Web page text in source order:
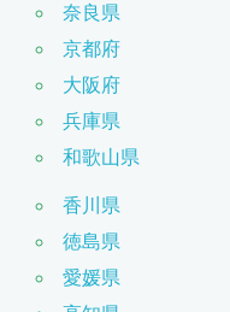
奈良県
京都府
大阪府
兵庫県
和歌山県
香川県
徳島県
愛媛県